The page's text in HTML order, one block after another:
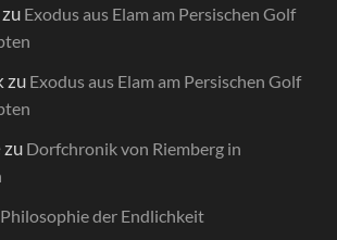
zu Exodus aus Elam am Persischen Golf
zu Exodus aus Elam am Persischen Golf
zu Dorfchronik von Riemberg in
Philosophie der Endlichkeit